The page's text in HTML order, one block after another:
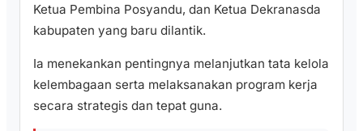
Ketua Pembina Posyandu, dan Ketua Dekranasda
kabupaten yang baru dilantik.
Ia menekankan pentingnya melanjutkan tata kelola
kelembagaan serta melaksanakan program kerja
secara strategis dan tepat guna.